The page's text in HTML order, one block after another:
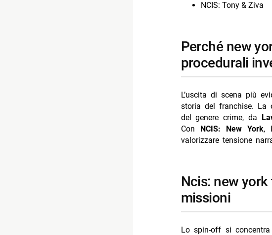
NCIS: Tony & Ziva
perché new york mancava: un contesto ideale per i
procedurali
L’uscita di scena più
storia del franchise. La
del genere crime, da
Con NCIS: New York,
valorizzare tensione
ncis: new york trama e impostazione delle
missioni
Lo spin-off si